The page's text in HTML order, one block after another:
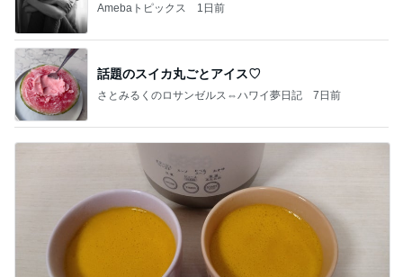
Amebaトピックス 1日前
話題のスイカ丸ごとアイス♡
さとみるくのロサンゼルス⇔ハワイ夢日記 7日前